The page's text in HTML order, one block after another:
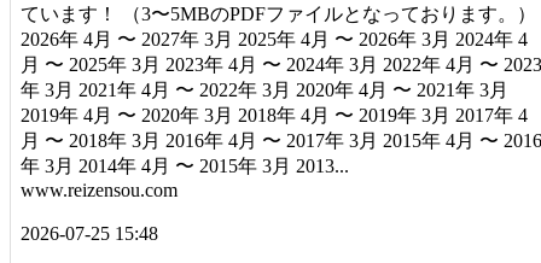
ています！ （3〜5MBのPDFファイルとなっております。）
2026年 4月 〜 2027年 3月 2025年 4月 〜 2026年 3月 2024年 4
月 〜 2025年 3月 2023年 4月 〜 2024年 3月 2022年 4月 〜 2023
年 3月 2021年 4月 〜 2022年 3月 2020年 4月 〜 2021年 3月
2019年 4月 〜 2020年 3月 2018年 4月 〜 2019年 3月 2017年 4
月 〜 2018年 3月 2016年 4月 〜 2017年 3月 2015年 4月 〜 2016
年 3月 2014年 4月 〜 2015年 3月 2013...
www.reizensou.com
2026-07-25 15:48